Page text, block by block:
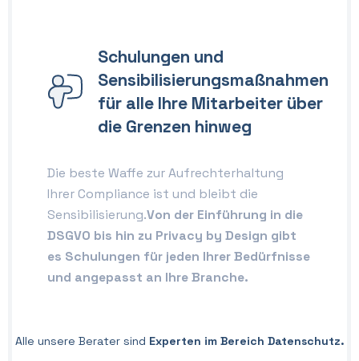
Schulungen und
Sensibilisierungsmaßnahmen
für alle Ihre Mitarbeiter über
die Grenzen hinweg
Die beste Waffe zur Aufrechterhaltung
Ihrer Compliance ist und bleibt die
Sensibilisierung.Von der Einführung in die
DSGVO bis hin zu Privacy by Design gibt
es Schulungen für jeden Ihrer Bedürfnisse
und angepasst an Ihre Branche.
Alle unsere Berater sind Experten im Bereich Datenschutz.